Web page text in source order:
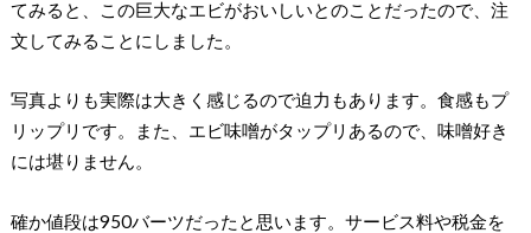
てみると、この巨大なエビがおいしいとのことだったので、注
文してみることにしました。
写真よりも実際は大きく感じるので迫力もあります。食感もプ
リップリです。また、エビ味噌がタップリあるので、味噌好き
には堪りません。
確か値段は950バーツだったと思います。サービス料や税金を